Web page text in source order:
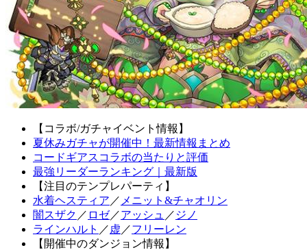
【コラボ/ガチャイベント情報】
夏休みガチャが開催中！最新情報まとめ
コードギアスコラボの当たりと評価
最強リーダーランキング｜最新版
【注目のテンプレパーティ】
水着ヘスティア ／ メニット&チャオリン
闇スザク ／ ロゼ／アッシュ ／ ジノ
ラインハルト ／ 虚 ／フリーレン
【開催中のダンジョン情報】